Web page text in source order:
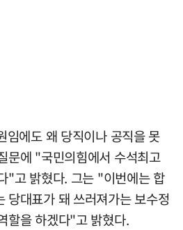
임에도 왜 당직이나 공직을 못
문에 "국민의힘에서 수석최고
"고 밝혔다. 그는 "이번에는 합
당대표가 돼 쓰러져가는 보수정
할을 하겠다"고 밝혔다.